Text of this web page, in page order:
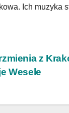
Ich muzyka
z
Wesele